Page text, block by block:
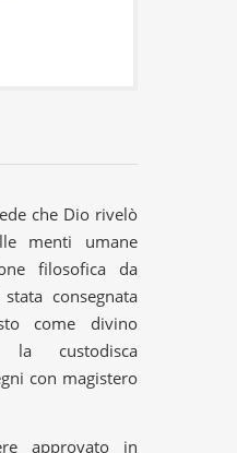
menti umane
filosofica da
consegnata
come divino
la custodisca
con magistero
approvato in